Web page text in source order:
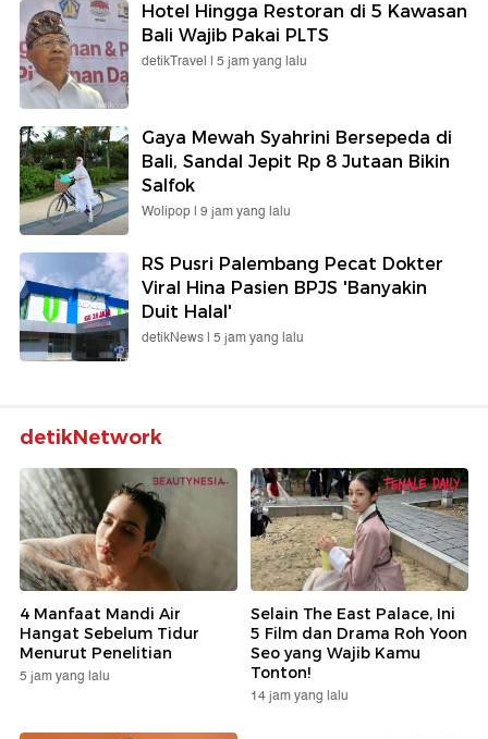
Hotel Hingga Restoran di 5 Kawasan
Bali Wajib Pakai PLTS
detikTravel | 5 jam yang lalu
Gaya Mewah Syahrini Bersepeda di
Bali, Sandal Jepit Rp 8 Jutaan Bikin
Salfok
Wolipop | 9 jam yang lalu
RS Pusri Palembang Pecat Dokter
Viral Hina Pasien BPJS 'Banyakin
Duit Halal'
detikNews | 5 jam yang lalu
detikNetwork
4 Manfaat Mandi Air
Hangat Sebelum Tidur
Menurut Penelitian
5 jam yang lalu
Selain The East Palace, Ini
5 Film dan Drama Roh Yoon
Seo yang Wajib Kamu
Tonton!
14 jam yang lalu